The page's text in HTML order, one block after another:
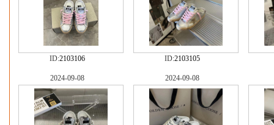
ID:2103106 ID:2103105
2024-09-08 2024-09-08